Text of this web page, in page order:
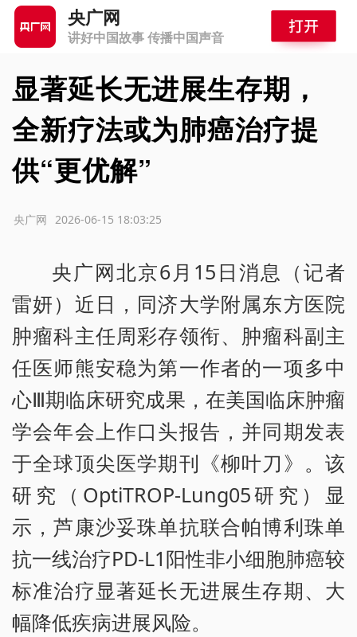
央广网
讲好中国故事 传播中国声音
显著延长无进展生存期，
全新疗法或为肺癌治疗提
供“更优解”
2026-06-15 18:03:25
央广网
央广网北京6月15日消息（记者
雷妍）近日，同济大学附属东方医院
肿瘤科主任周彩存领衔、肿瘤科副主
任医师熊安稳为第一作者的一项多中
心Ⅲ期临床研究成果，在美国临床肿瘤
学会年会上作口头报告，并同期发表
于全球顶尖医学期刊《柳叶刀》。该
研究（OptiTROP-Lung05研究）显
示，芦康沙妥珠单抗联合帕博利珠单
抗一线治疗PD-L1阳性非小细胞肺癌较
标准治疗显著延长无进展生存期、大
幅降低疾病进展风险。